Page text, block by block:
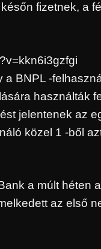
fizetnek, a
a BNPL -
használták
jelentenek az
közel 1 -ből
a múlt héten
az első